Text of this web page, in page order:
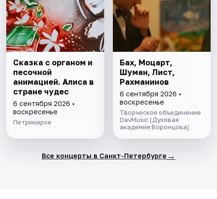
Сказка с органом и
песочной
анимацией. Алиса в
стране чудес
6 сентября 2026 •
воскресенье
Петрикирхе
Бах, Моцарт,
Шуман, Лист,
Рахманинов
6 сентября 2026 •
воскресенье
Творческое объединение
DavMusic (Духовая
академия Воронцова)
Все концерты в Санкт-Петербурге →